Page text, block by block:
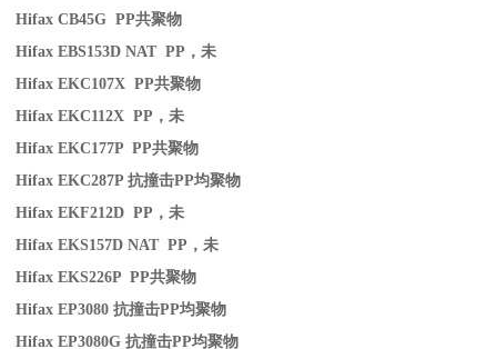
Hifax CB45G PP共聚物
Hifax EBS153D NAT PP ，未
Hifax EKC107X PP共聚物
Hifax EKC112X PP ，未
Hifax EKC177P PP共聚物
Hifax EKC287P抗撞击PP均聚物
Hifax EKF212D PP ，未
Hifax EKS157D NAT PP ，未
Hifax EKS226P PP共聚物
Hifax EP3080抗撞击PP均聚物
Hifax EP3080G抗撞击PP均聚物